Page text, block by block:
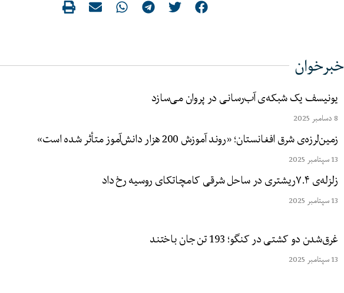
خبرخوان
یونیسف یک شبکه‌ی آب‌رسانی در پروان می‌سازد
8 دسامبر 2025
زمین‌لرزه‌ی شرق افغانستان؛ «روند آموزش 200 هزار دانش‌آموز متأثر شده است»
13 سپتامبر 2025
زلزله‌ی ۷.۴ریشتری در ساحل شرقی کامچاتکای روسیه رخ داد
13 سپتامبر 2025
غرق‌شدن دو کشتی در کنگو؛ 193 تن جان باختند
13 سپتامبر 2025